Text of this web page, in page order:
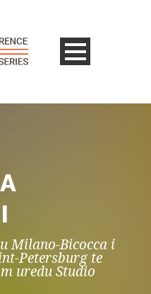
Milano-Bicocca i
Petersburg te
uredu Studio